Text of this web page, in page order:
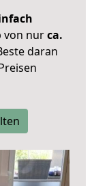
von nurca.
daran